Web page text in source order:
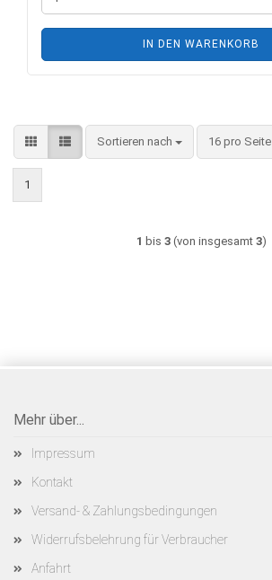
IN DEN WARENKORB
Sortieren nach
Sortieren nach 16 pro Seite
pro Seite
1
1 bis 3(von insgesamt 3)
Mehr über...
Impressum
Kontakt
Versand- & Zahlungsbedingungen
Widerrufsbelehrung für Verbraucher
Anfahrt